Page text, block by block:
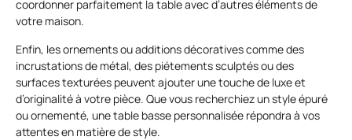
coordonner parfaitement la table avec d’autres éléments de
votre maison.
Enfin, les ornements ou additions décoratives comme des
incrustations de métal, des piétements sculptés ou des
surfaces texturées peuvent ajouter une touche de luxe et
d’originalité à votre pièce. Que vous recherchiez un style épuré
ou ornementé, une table basse personnalisée répondra à vos
attentes en matière de style.